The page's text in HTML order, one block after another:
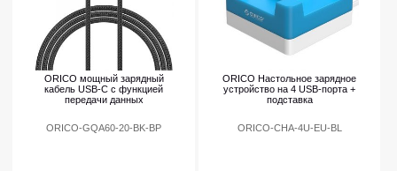
ORICO мощный зарядный
кабель USB-C с функцией
передачи данных
ORICO-GQA60-20-BK-BP
ORICO Настольное зарядное
устройство на 4 USB-порта +
подставка
ORICO-CHA-4U-EU-BL